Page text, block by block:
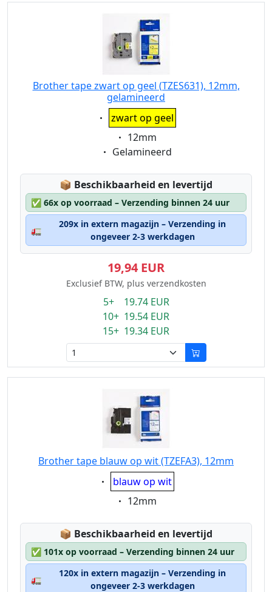
Brother tape zwart op geel (TZES631), 12mm,
gelamineerd
Eigenschaft:
zwart op geel
Eigenschaft:
12mm
Eigenschaft:
Gelamineerd
📦 Lagerstatus:
Beschikbaarheid en levertijd
✅ 66x op voorraad – Verzending binnen 24 uur
🚛
209x in extern magazijn – Verzending in
ongeveer 2-3 werkdagen
19,94 EUR
Exclusief BTW, plus verzendkosten
5+ 19.74 EUR
10+ 19.54 EUR
15+ 19.34 EUR
Brother tape blauw op wit (TZEFA3), 12mm
Eigenschaft:
blauw op wit
Eigenschaft:
12mm
📦 Lagerstatus:
Beschikbaarheid en levertijd
✅ 101x op voorraad – Verzending binnen 24 uur
🚛
120x in extern magazijn – Verzending in
ongeveer 2-3 werkdagen